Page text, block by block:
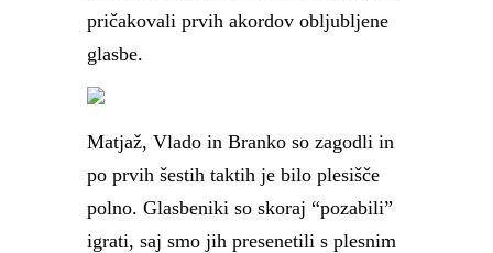
pričakovali prvih akordov obljubljene
glasbe.
Matjaž, Vlado in Branko so zagodli in
po prvih šestih taktih je bilo plesišče
polno. Glasbeniki so skoraj “pozabili”
igrati, saj smo jih presenetili s plesnim